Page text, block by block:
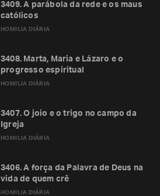
HOMILIA DIÁRIA
3409. A parábola da rede e os maus
católicos
HOMILIA DIÁRIA
3408. Marta, Maria e Lázaro e o
progresso espiritual
HOMILIA DIÁRIA
3407. O joio e o trigo no campo da
Igreja
HOMILIA DIÁRIA
3406. A força da Palavra de Deus na
vida de quem crê